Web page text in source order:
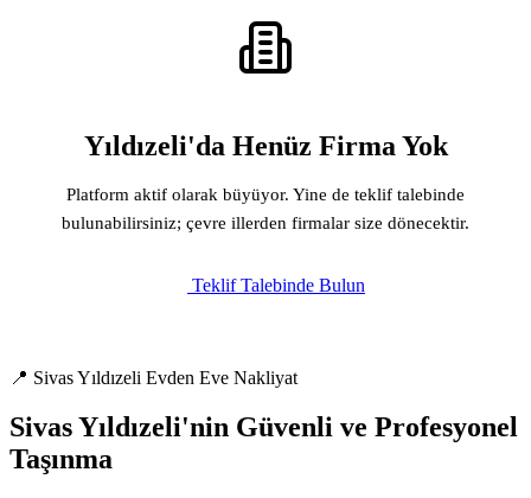
Yıldızeli'da Henüz Firma Yok
Platform aktif olarak büyüyor. Yine de teklif talebinde
bulunabilirsiniz; çevre illerden firmalar size dönecektir.
Teklif Talebinde Bulun
📍 Sivas Yıldızeli Evden Eve Nakliyat
Sivas Yıldızeli'nin Güvenli ve Profesyonel
Taşınma